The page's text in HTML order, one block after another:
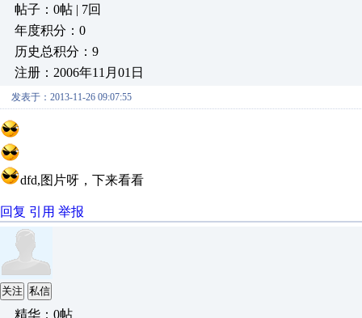
帖子：0帖 | 7回
年度积分：0
历史总积分：9
注册：2006年11月01日
发表于：2013-11-26 09:07:55
dfd,图片呀，下来看看
回复 引用 举报
关注 私信
精华：0帖